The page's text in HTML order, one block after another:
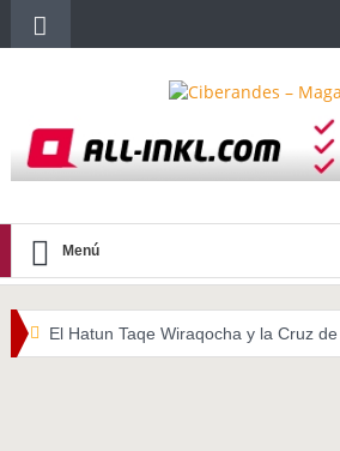
Menú
El Hatun Taqe Wiraqocha y la Cruz